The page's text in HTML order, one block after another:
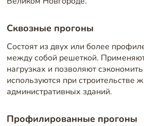
Сквозные прогоны
Состоят из двух или более
между собой решеткой.
нагрузках и позволяют
используются при строительстве
административных зданий.
Профилированные прогоны